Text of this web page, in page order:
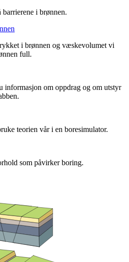
barrierene i brønnen.
i brønnen og væskevolumet vi
full.
informasjon om oppdrag og om utstyr
teorien vår i en boresimulator.
som påvirker boring.